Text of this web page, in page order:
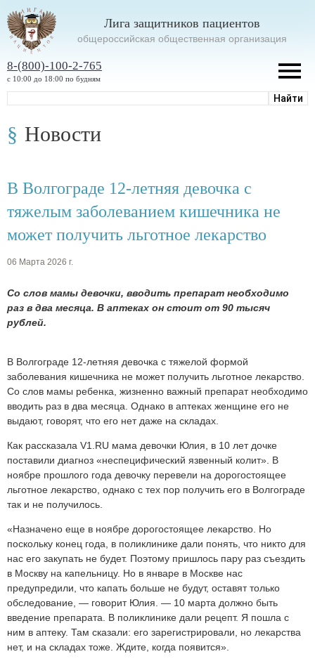
Лига защитников пациентов
oбщероссийская общественная организация
8-(800)-100-2-765
с 10:00 до 18:00 по будням
Новости
В Волгограде 12-летняя девочка с
тяжелым заболеванием кишечника не
может получить льготное лекарство
06 Марта 2026 г.
Со слов мамы девочки, вводить препарат необходимо
раз в два месяца. В аптеках он стоит от 90 тысяч
рублей.
В Волгограде 12-летняя девочка с тяжелой формой
заболевания кишечника не может получить льготное лекарство.
Со слов мамы ребенка, жизненно важный препарат необходимо
вводить раз в два месяца. Однако в аптеках женщине его не
выдают, говорят, что его нет даже на складах.
Как рассказала V1.RU мама девочки Юлия, в 10 лет дочке
поставили диагноз «неспецифический язвенный колит». В
ноябре прошлого года девочку перевели на дорогостоящее
льготное лекарство, однако с тех пор получить его в Волгограде
так и не получилось.
«Назначено еще в ноябре дорогостоящее лекарство. Но
поскольку конец года, в поликлинике дали понять, что никто для
нас его закупать не будет. Поэтому пришлось пару раз съездить
в Москву на капельницу. Но в январе в Москве нас
предупредили, что капать больше не будут, оставят только
обследование, — говорит Юлия. — 10 марта должно быть
введение препарата. В поликлинике дали рецепт. Я пошла с
ним в аптеку. Там сказали: его зарегистрировали, но лекарства
нет, и на складах тоже. Ждите, когда появится».